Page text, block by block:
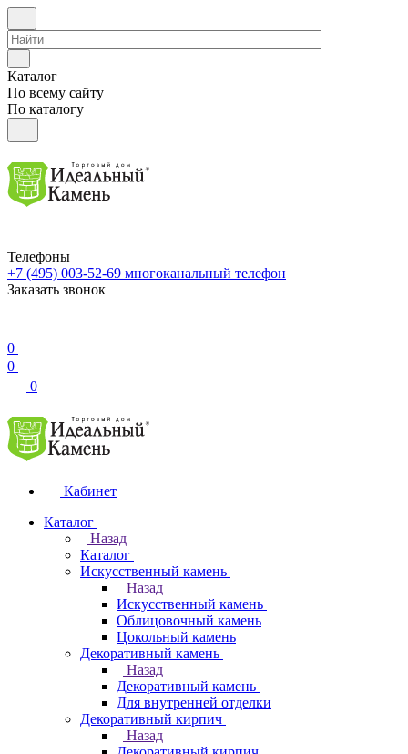
Каталог
По всему сайту
По каталогу
Телефоны
+7 (495) 003-52-69 многоканальный телефон
Заказать звонок
0
0
0
Кабинет
Каталог
Назад
Каталог
Искусственный камень
Назад
Искусственный камень
Облицовочный камень
Цокольный камень
Декоративный камень
Назад
Декоративный камень
Для внутренней отделки
Декоративный кирпич
Назад